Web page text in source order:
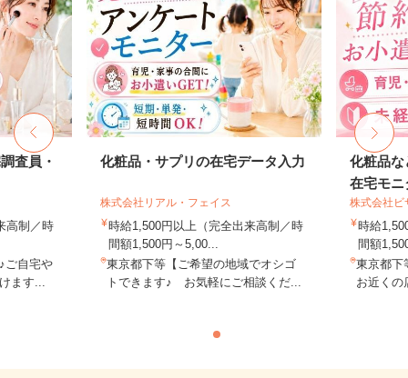
査員・
高制／時
自宅や
ます...
化粧品・サプリの在宅データ入力
株式会社リアル・フェイス
時給1,500円以上（完全出来高制／時
間額1,500円～5,00...
東京都下等【ご希望の地域でオシゴ
トできます♪ お気軽にご相談くだ...
化粧品な
在宅モニ
株式会社ビ
時給
間額
東京都
お近くの